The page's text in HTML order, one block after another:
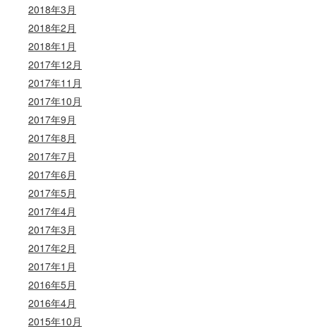
2018年3月
2018年2月
2018年1月
2017年12月
2017年11月
2017年10月
2017年9月
2017年8月
2017年7月
2017年6月
2017年5月
2017年4月
2017年3月
2017年2月
2017年1月
2016年5月
2016年4月
2015年10月